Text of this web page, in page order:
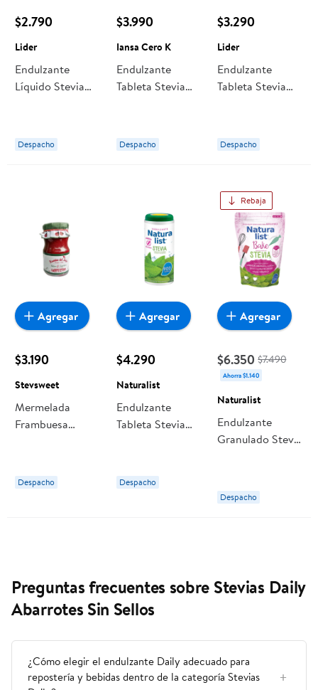
$2.790
Lider
Endulzante
Líquido Stevia
Despacho
$3.990
Iansa Cero K
Endulzante
Tableta Stevia
Despacho
$3.290
Lider
Endulzante
Tableta Stevia
Despacho
$3.190
Stevsweet
Mermelada
Frambuesa
Despacho
Agregar
$4.290
Naturalist
Endulzante
Tableta Stevia
Naturalist
Despacho
Agregar
Rebaja
$6.350 $7.490
Ahorra $1.140
Naturalist
Endulzante
Granulado Stevia
Despacho
Agregar
Preguntas frecuentes sobre Stevias Daily
Abarrotes Sin Sellos
¿Cómo elegir el endulzante Daily adecuado para
repostería y bebidas dentro de la categoría Stevias